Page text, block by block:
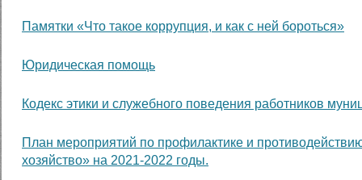
Памятки «Что такое коррупция, и как с ней бороться»
Юридическая помощь
Кодекс этики и служебного поведения работников
План мероприятий по профилактике и
хозяйство» на 2021-2022 годы.